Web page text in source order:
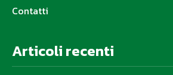
Contatti
Articoli recenti